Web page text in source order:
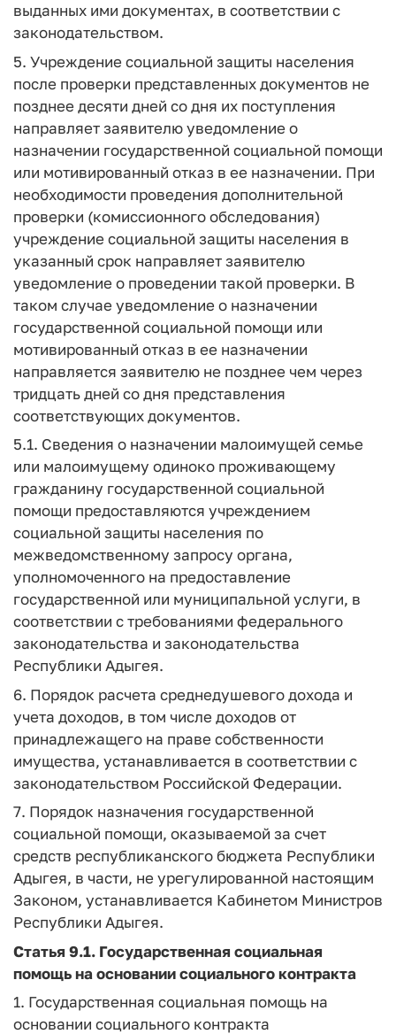
выданных ими документах, в соответствии с
законодательством.
5. Учреждение социальной защиты населения
после проверки представленных документов не
позднее десяти дней со дня их поступления
направляет заявителю уведомление о
назначении государственной социальной помощи
или мотивированный отказ в ее назначении. При
необходимости проведения дополнительной
проверки (комиссионного обследования)
учреждение социальной защиты населения в
указанный срок направляет заявителю
уведомление о проведении такой проверки. В
таком случае уведомление о назначении
государственной социальной помощи или
мотивированный отказ в ее назначении
направляется заявителю не позднее чем через
тридцать дней со дня представления
соответствующих документов.
5.1. Сведения о назначении малоимущей семье
или малоимущему одиноко проживающему
гражданину государственной социальной
помощи предоставляются учреждением
социальной защиты населения по
межведомственному запросу органа,
уполномоченного на предоставление
государственной или муниципальной услуги, в
соответствии с требованиями федерального
законодательства и законодательства
Республики Адыгея.
6. Порядок расчета среднедушевого дохода и
учета доходов, в том числе доходов от
принадлежащего на праве собственности
имущества, устанавливается в соответствии с
законодательством Российской Федерации.
7. Порядок назначения государственной
социальной помощи, оказываемой за счет
средств республиканского бюджета Республики
Адыгея, в части, не урегулированной настоящим
Законом, устанавливается Кабинетом Министров
Республики Адыгея.
Статья 9.1. Государственная социальная
помощь на основании социального контракта
1. Государственная социальная помощь на
основании социального контракта